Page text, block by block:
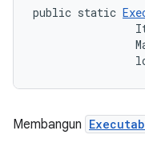
public static
Membangun